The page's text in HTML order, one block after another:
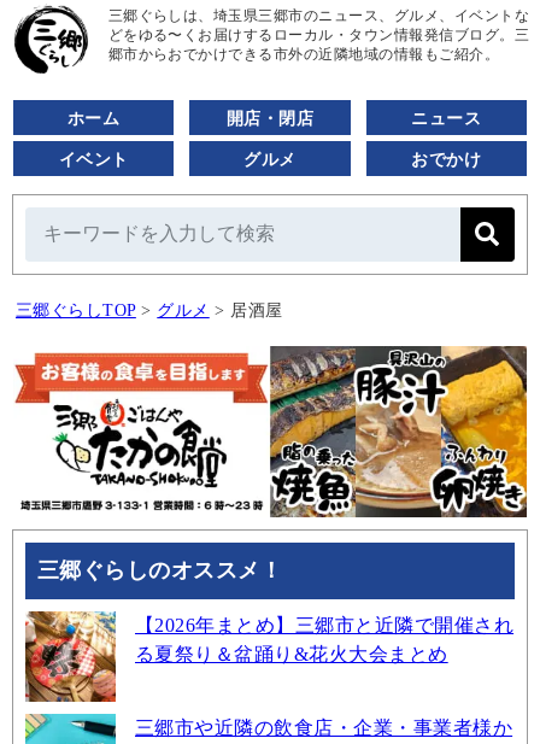
三郷ぐらしは、埼玉県三郷市のニュース、グルメ、イベントな
どをゆる〜くお届けするローカル・タウン情報発信ブログ。三
郷市からおでかけできる市外の近隣地域の情報もご紹介。
ホーム 開店・閉店 ニュース
イベント グルメ おでかけ
三郷ぐらしTOP > グルメ > 居酒屋
三郷ぐらしのオススメ！
【2026年まとめ】三郷市と近隣で開催され
る夏祭り＆盆踊り&花火大会まとめ
三郷市や近隣の飲食店・企業・事業者様か